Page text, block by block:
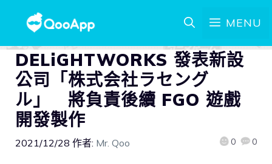
MENU
DELiGHTWORKS 發表新設
公司「株式会社ラセング
ル」 將負責後續 FGO 遊戲
開發製作
2021/12/28 作者: Mr. Qoo 0 0